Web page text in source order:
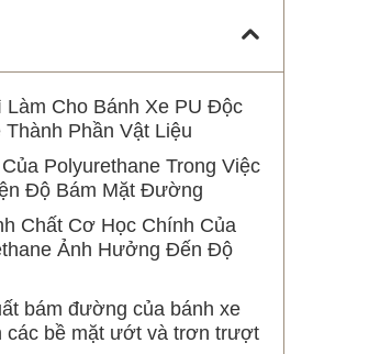
Cho Bánh Xe PU Độc
Phần Vật Liệu
Polyurethane Trong Việc
Độ Bám Mặt Đường
Chất Cơ Học Chính Của
Ảnh Hưởng Đến Độ
bám đường của bánh xe
các bề mặt ướt và trơn trượt